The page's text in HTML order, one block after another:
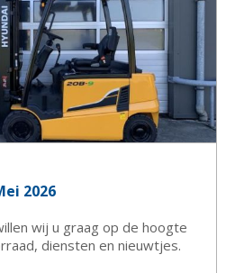
2026
wij u graag op de hoogte
diensten en nieuwtjes.